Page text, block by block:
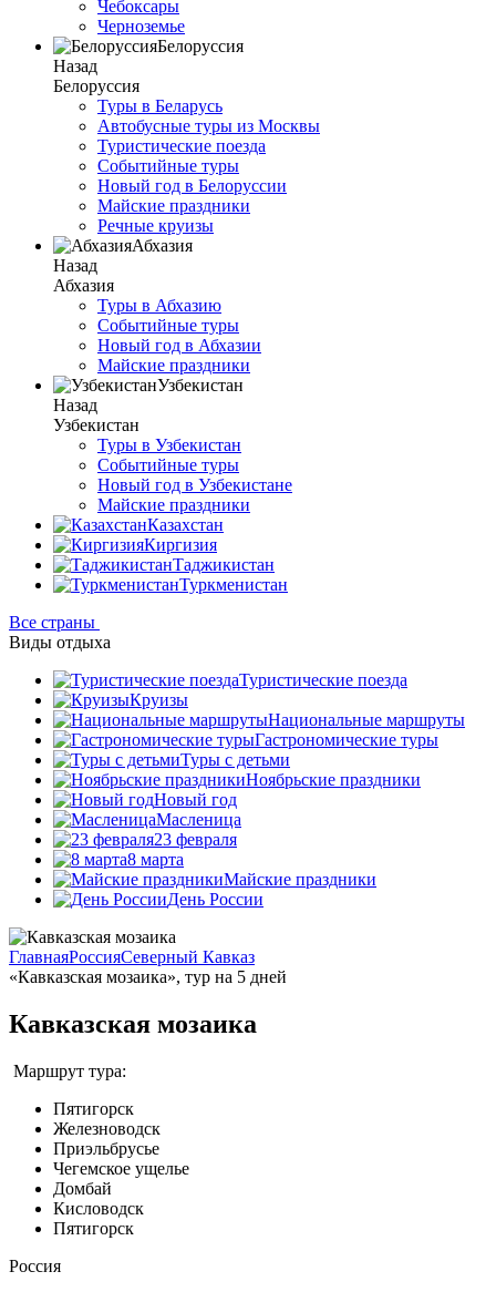
Чебоксары
Черноземье
Белоруссия
Назад
Белоруссия
Туры в Беларусь
Автобусные туры из Москвы
Туристические поезда
Событийные туры
Новый год в Белоруссии
Майские праздники
Речные круизы
Абхазия
Назад
Абхазия
Туры в Абхазию
Событийные туры
Новый год в Абхазии
Майские праздники
Узбекистан
Назад
Узбекистан
Туры в Узбекистан
Событийные туры
Новый год в Узбекистане
Майские праздники
Казахстан
Киргизия
Таджикистан
Туркменистан
Все страны
Виды отдыха
Туристические поезда
Круизы
Национальные маршруты
Гастрономические туры
Туры с детьми
Ноябрьские праздники
Новый год
Масленица
23 февраля
8 марта
Майские праздники
День России
ГлавнаяРоссияСеверный Кавказ
«Кавказская мозаика», тур на 5 дней
Кавказская мозаика
Маршрут тура:
Пятигорск
Железноводск
Приэльбрусье
Чегемское ущелье
Домбай
Кисловодск
Пятигорск
Россия